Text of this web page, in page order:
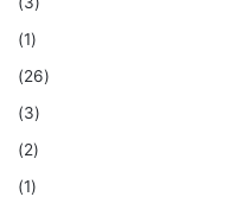
(1)
(26)
(3)
(2)
(1)